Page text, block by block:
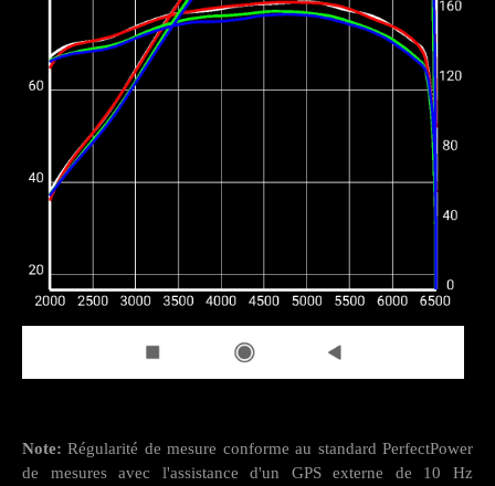
Note: Régularité de mesure conforme au standard PerfectPower
de mesures avec l'assistance d'un GPS externe de 10 Hz